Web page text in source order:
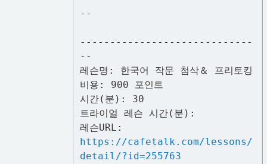
--
-----------------------------
--
레슨명: 한국어 작문 첨삭＆ 프리토킹
비용: 900 포인트
시간(분): 30
트라이얼 레슨 시간(분):
레슨URL:
https://cafetalk.com/lessons/
detail/?id=255763